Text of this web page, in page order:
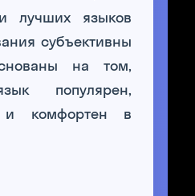
лучших языков
субъективны
на том,
популярен,
и комфортен в